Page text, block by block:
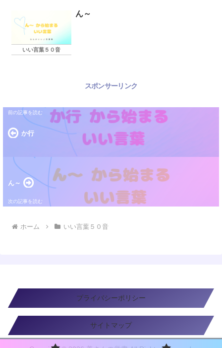
いい言葉５０音
ん～
スポンサーリンク
か行
ん～
ホーム いい言葉５０音
プライバシーポリシー
サイトマップ